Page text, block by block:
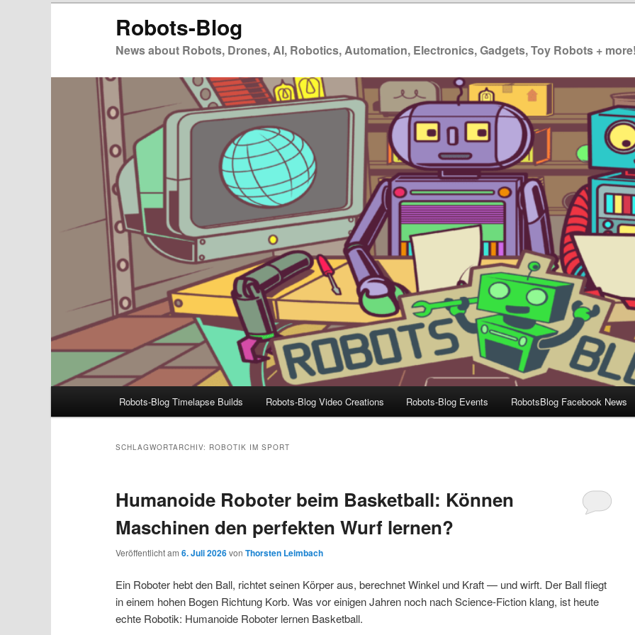
Robots-Blog
News about Robots, Drones, AI, Robotics, Automation, Electronics, Gadgets, Toy Robots + more!
Robots-Blog Timelapse Builds Robots-Blog Video Creations Robots-Blog Events RobotsBlog Facebook News
SCHLAGWORTARCHIV: ROBOTIK IM SPORT
Humanoide Roboter beim Basketball: Können
Maschinen den perfekten Wurf lernen?
Veröffentlicht am6. Juli 2026vonThorsten Leimbach
Ein Roboter hebt den Ball, richtet seinen Körper aus, berechnet Winkel und Kraft — und wirft. Der Ball fliegt
in einem hohen Bogen Richtung Korb. Was vor einigen Jahren noch nach Science-Fiction klang, ist heute
echte Robotik: Humanoide Roboter lernen Basketball.